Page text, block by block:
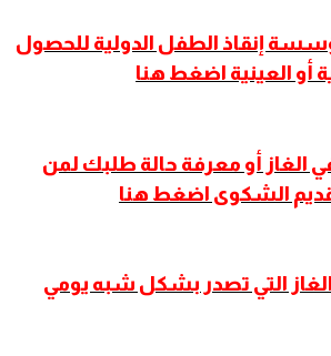
إنقاذ الطفل الدولية للحصول
أو العينية اضغط هنا
الغاز أو معرفة حالة طلبك لمن
الشكوى اضغط هنا
التي تصدر بشكل شبه يومي